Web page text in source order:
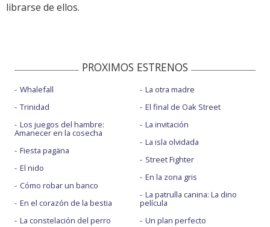
librarse de ellos.
PROXIMOS ESTRENOS
Whalefall
Trinidad
Los juegos del hambre:
Amanecer en la cosecha
Fiesta pagäna
El nido
Cómo robar un banco
En el corazón de la bestia
La constelación del perro
La otra madre
El final de Oak Street
La invitación
La isla olvidada
Street Fighter
En la zona gris
La patrulla canina: La dino
película
Un plan perfecto